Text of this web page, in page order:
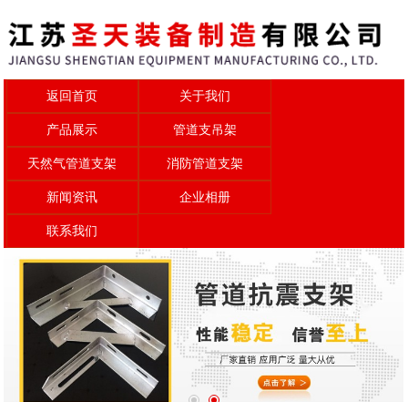
返回首页 关于我们
产品展示 管道支吊架
天然气管道支架 消防管道支架
新闻资讯 企业相册
联系我们